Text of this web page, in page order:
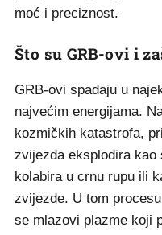
moć i preciznost.
Što su GRB-ovi i
GRB-ovi spadaju u
najvećim energijama.
kozmičkih katastrofa,
zvijezda eksplodira kao
kolabira u crnu rupu ili
zvijezde. U tom
se mlazovi plazme koji